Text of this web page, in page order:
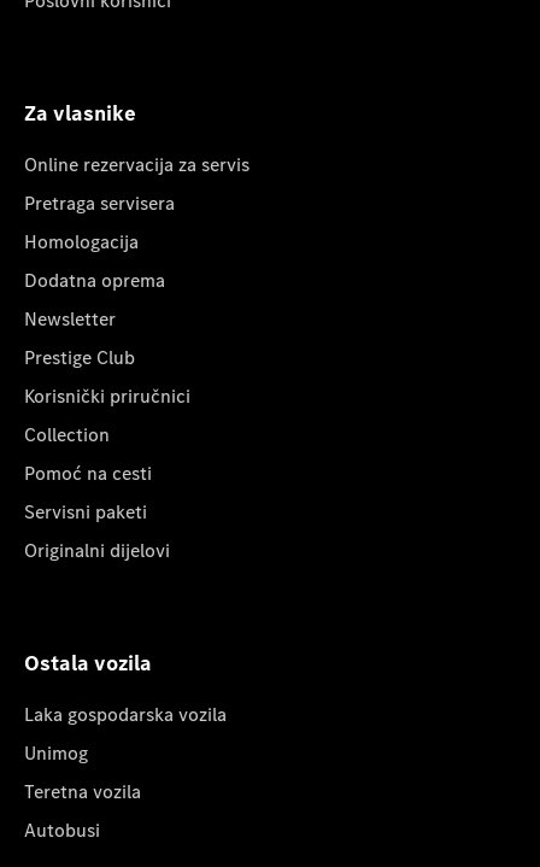
Za vlasnike
Online rezervacija za servis
Pretraga servisera
Homologacija
Dodatna oprema
Newsletter
Prestige Club
Korisnički priručnici
Collection
Pomoć na cesti
Servisni paketi
Originalni dijelovi
Ostala vozila
Laka gospodarska vozila
Unimog
Teretna vozila
Autobusi